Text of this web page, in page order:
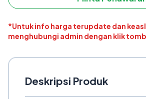
*Untuk info harga terupdate dan
menghubungi admin dengan klik
Deskripsi Produk